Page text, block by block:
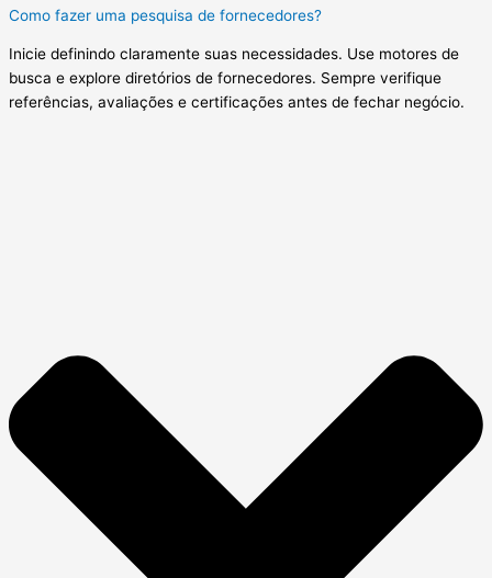
Como fazer uma pesquisa de fornecedores?
Inicie definindo claramente suas necessidades. Use motores de
busca e explore diretórios de fornecedores. Sempre verifique
referências, avaliações e certificações antes de fechar negócio.